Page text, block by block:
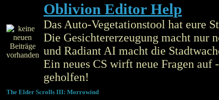
Oblivion Editor Help
Das Auto-Vegetationstool hat eure
Die Gesichtererzeugung macht nur
und Radiant AI macht die
Ein neues CS wirft neue Fragen auf
geholfen!
The Elder Scrolls III: Morrowind